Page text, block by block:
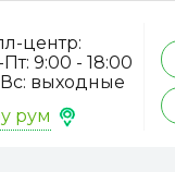
центр:
9:00 - 18:00
выходные
рум